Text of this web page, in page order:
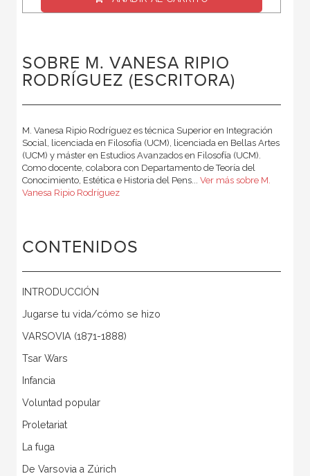
SOBRE M. VANESA RIPIO
RODRÍGUEZ (ESCRITORA)
M. Vanesa Ripio Rodríguez es técnica Superior en Integración
Social, licenciada en Filosofía (UCM), licenciada en Bellas Artes
(UCM) y máster en Estudios Avanzados en Filosofía (UCM).
Como docente, colabora con Departamento de Teoría del
Conocimiento, Estética e Historia del Pens... Ver más sobre M.
Vanesa Ripio Rodríguez
CONTENIDOS
INTRODUCCIÓN
Jugarse tu vida/cómo se hizo
VARSOVIA (1871-1888)
Tsar Wars
Infancia
Voluntad popular
Proletariat
La fuga
De Varsovia a Zúrich